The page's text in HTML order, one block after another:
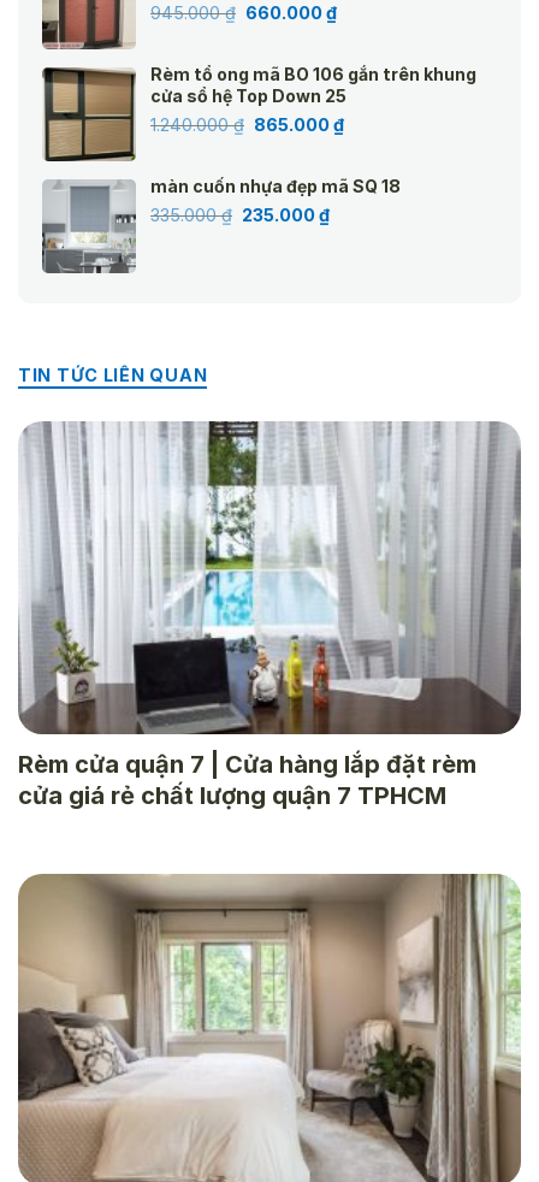
945.000₫ Giá
945.000 ₫.
660.000₫Giá
là:
660.000 ₫.
Rèm tổ ong mã BO 106 gắn trên khung
cửa sổ hệ Top Down 25
1.240.000₫ Giá
1.240.000 ₫.
865.000₫Giá
là:
màn cuốn nhựa đẹp mã SQ 18
335.000₫ Giá
235.000₫Giá
TIN TỨC LIÊN QUAN
Rèm cửa quận 7 | Cửa hàng lắp đặt rèm
cửa giá rẻ chất lượng quận 7 TPHCM